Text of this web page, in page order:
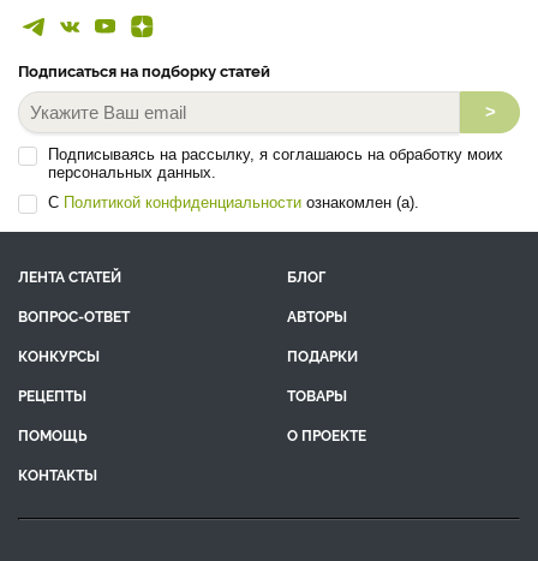
Подписаться на подборку статей
>
Подписываясь на рассылку, я соглашаюсь на обработку моих
персональных данных.
С Политикой конфиденциальности ознакомлен (а).
ЛЕНТА СТАТЕЙ
БЛОГ
ВОПРОС-ОТВЕТ
АВТОРЫ
КОНКУРСЫ
ПОДАРКИ
РЕЦЕПТЫ
ТОВАРЫ
ПОМОЩЬ
О ПРОЕКТЕ
КОНТАКТЫ